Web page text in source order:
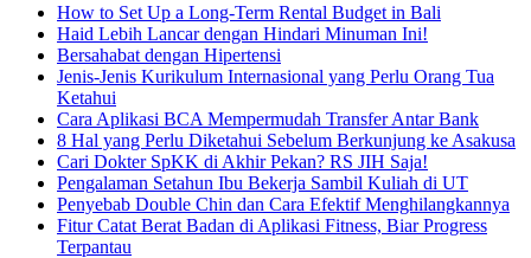
How to Set Up a Long-Term Rental Budget in Bali
Haid Lebih Lancar dengan Hindari Minuman Ini!
Bersahabat dengan Hipertensi
Jenis-Jenis Kurikulum Internasional yang Perlu Orang Tua
Ketahui
Cara Aplikasi BCA Mempermudah Transfer Antar Bank
8 Hal yang Perlu Diketahui Sebelum Berkunjung ke Asakusa
Cari Dokter SpKK di Akhir Pekan? RS JIH Saja!
Pengalaman Setahun Ibu Bekerja Sambil Kuliah di UT
Penyebab Double Chin dan Cara Efektif Menghilangkannya
Fitur Catat Berat Badan di Aplikasi Fitness, Biar Progress
Terpantau